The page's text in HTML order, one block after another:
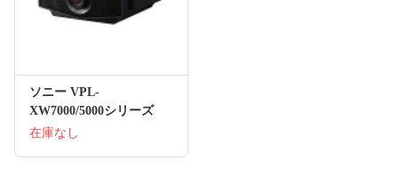
ソニー VPL-
XW7000/5000シリーズ
在庫なし